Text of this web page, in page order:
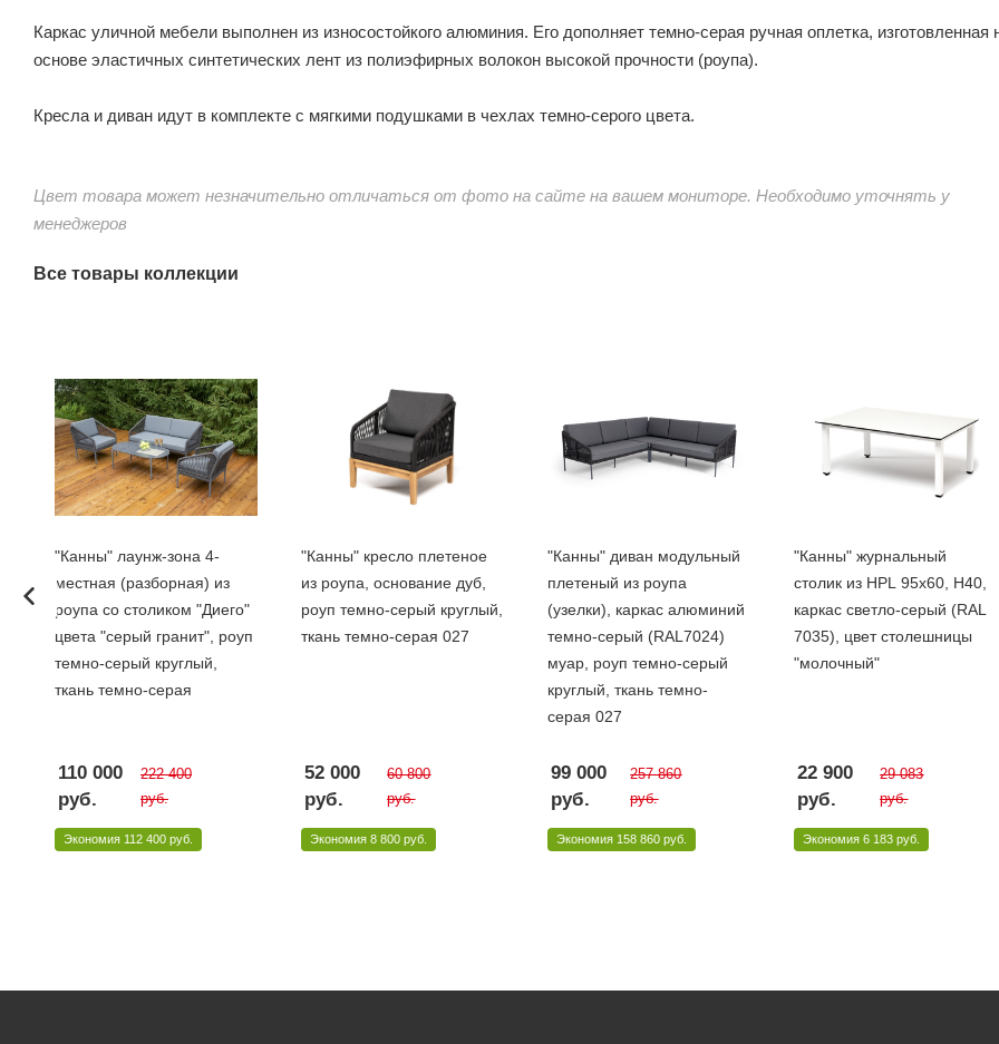
Каркас уличной мебели выполнен из износостойкого алюминия. Его дополняет темно-серая ручная оплетка, изготовленная
основе эластичных синтетических лент из полиэфирных волокон высокой прочности (роупа).
Кресла и диван идут в комплекте с мягкими подушками в чехлах темно-серого цвета.
Цвет товара может незначительно отличаться от фото на сайте на вашем мониторе. Необходимо уточнять у
менеджеров
Все товары коллекции
"Канны" лаунж-зона 4-
местная (разборная) из
роупа со столиком "Диего"
цвета "серый гранит", роуп
темно-серый круглый,
ткань темно-серая
110 000
руб.
222 400
руб.
Экономия 112 400 руб.
"Канны" кресло плетеное
из роупа, основание дуб,
роуп темно-серый круглый,
ткань темно-серая 027
52 000
руб.
60 800
руб.
Экономия 8 800 руб.
"Канны" диван модульный
плетеный из роупа
(узелки), каркас алюминий
темно-серый (RAL7024)
муар, роуп темно-серый
круглый, ткань темно-
серая 027
99 000
руб.
257 860
руб.
Экономия 158 860 руб.
"Канны" журнальный
столик из HPL 95х60, H40,
каркас светло-серый (RAL
7035), цвет столешницы
"молочный"
22 900
руб.
29 083
руб.
Экономия 6 183 руб.